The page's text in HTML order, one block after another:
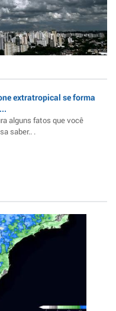
extratropical se forma
alguns fatos que você
saber.. .